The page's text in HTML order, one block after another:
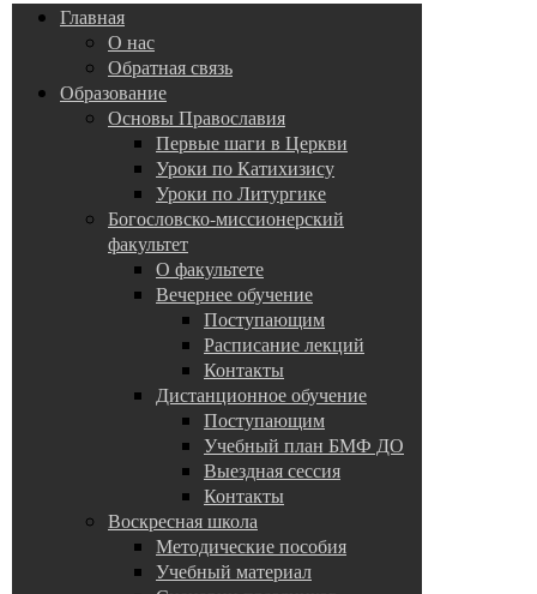
Главная
О нас
Обратная связь
Образование
Основы Православия
Первые шаги в Церкви
Уроки по Катихизису
Уроки по Литургике
Богословско-миссионерский
факультет
О факультете
Вечернее обучение
Поступающим
Расписание лекций
Контакты
Дистанционное обучение
Поступающим
Учебный план БМФ ДО
Выездная сессия
Контакты
Воскресная школа
Методические пособия
Учебный материал